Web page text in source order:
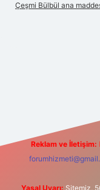
Çeşmi Bülbül ana
Reklam ve İletişim:
Yasal Uyarı: Sitemiz,